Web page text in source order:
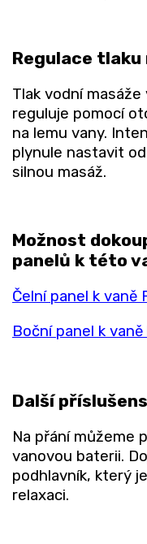
Regulace tlaku
Tlak vodní
reguluje pomocí
na lemu vany.
plynule nastavit
silnou masáž.
Možnost
panelů k této
Čelní panel k vaně
Boční panel k
Další
Na přání můžeme
vanovou baterii.
podhlavník, který
relaxaci.